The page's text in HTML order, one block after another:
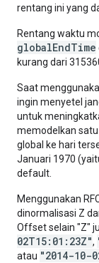
rentang ini yang
Rentang waktu
globalEndTime
kurang dari
Saat
ingin menyetel
untuk
memodelkan
global ke hari
Januari 1970
default.
Menggunakan
dinormalisasi Z
Offset selain "Z"
02T15:01:23Z",
atau "2014-10-